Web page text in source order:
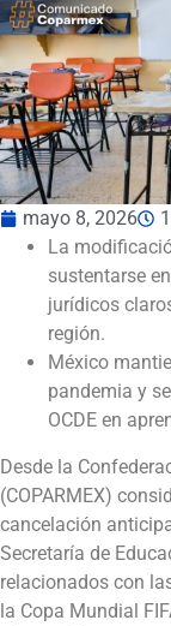
mayo 8, 2026
La
sustentarse
jurídicos
región.
México
pandemia y
OCDE en
Desde la
(COPARMEX)
cancelación
Secretaría de
relacionados con
la Copa Mundial